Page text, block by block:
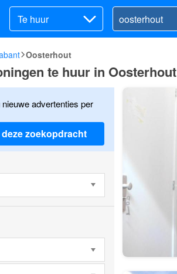
Te huur
Oosterhout
te huur in Oosterhout
advertenties per
zoekopdracht